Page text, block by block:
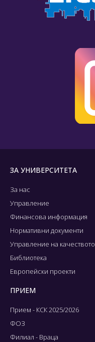
ЗА УНИВЕРСИТЕТА
За нас
Управление
Финансова информация
Нормативни документи
Управление на качеството
Библиотека
Европейски проекти
ПРИЕМ
Прием - КСК 2025/2026
ФОЗ
Филиал - Враца